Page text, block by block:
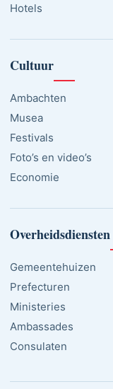
Hotels
Cultuur
Ambachten
Musea
Festivals
Foto’s en video’s
Economie
Overheidsdiensten
Gemeentehuizen
Prefecturen
Ministeries
Ambassades
Consulaten